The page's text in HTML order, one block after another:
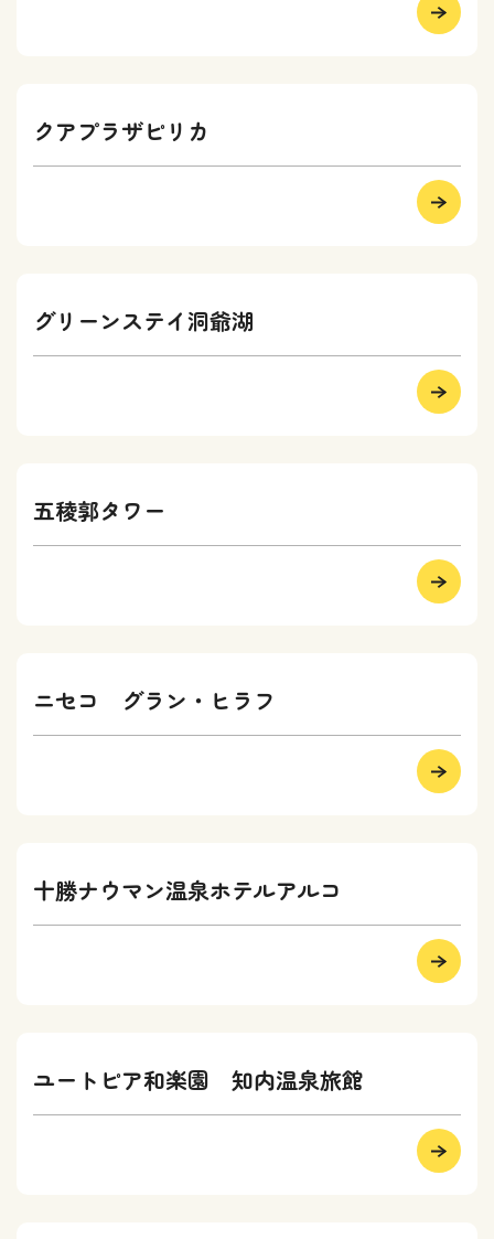
クアプラザピリカ
グリーンステイ洞爺湖
五稜郭タワー
ニセコ グラン・ヒラフ
十勝ナウマン温泉ホテルアルコ
ユートピア和楽園 知内温泉旅館